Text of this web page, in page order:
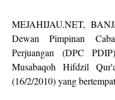
MEJAHIJAU.NET,
Dewan Pimpinan
Perjuangan (DPC
Musabaqoh Hifdzil
(16/2/2010) yang